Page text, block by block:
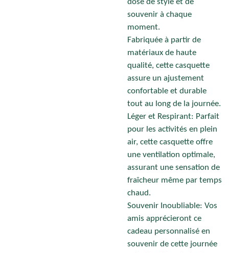
dose de style et de
souvenir à chaque
moment.
Fabriquée à partir de
matériaux de haute
qualité, cette casquette
assure un ajustement
confortable et durable
tout au long de la journée.
Léger et Respirant: Parfait
pour les activités en plein
air, cette casquette offre
une ventilation optimale,
assurant une sensation de
fraîcheur même par temps
chaud.
Souvenir Inoubliable: Vos
amis apprécieront ce
cadeau personnalisé en
souvenir de cette journée